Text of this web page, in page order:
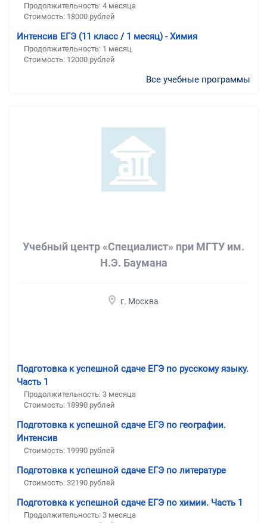
Продолжительность: 4 месяца
Стоимость: 18000 рублей
Интенсив ЕГЭ (11 класс / 1 месяц) - Химия
Продолжительность: 1 месяц
Стоимость: 12000 рублей
Все учебные программы
Учебный центр «Специалист» при МГТУ им.
Н.Э. Баумана
г. Москва
Подготовка к успешной сдаче ЕГЭ по русскому языку.
Часть 1
Продолжительность: 3 месяца
Стоимость: 18990 рублей
Подготовка к успешной сдаче ЕГЭ по географии.
Интенсив
Стоимость: 19990 рублей
Подготовка к успешной сдаче ЕГЭ по литературе
Стоимость: 32190 рублей
Подготовка к успешной сдаче ЕГЭ по химии. Часть 1
Продолжительность: 3 месяца